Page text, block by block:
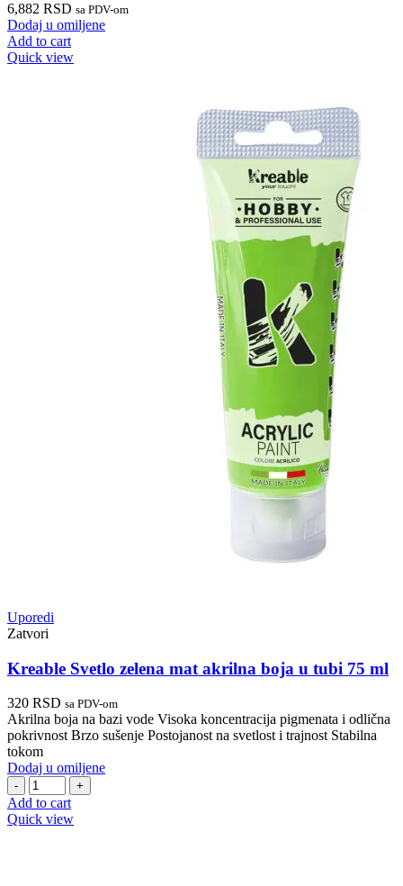
6,882 RSD sa PDV-om
Dodaj u omiljene
Add to cart
Quick view
Uporedi
Zatvori
Kreable Svetlo zelena mat akrilna boja u tubi 75 ml
320 RSD sa PDV-om
Akrilna boja na bazi vode Visoka koncentracija pigmenata i odlična
pokrivnost Brzo sušenje Postojanost na svetlost i trajnost Stabilna
tokom
Dodaj u omiljene
Kreable
Svetlo
zelena
Add to cart
Quick view